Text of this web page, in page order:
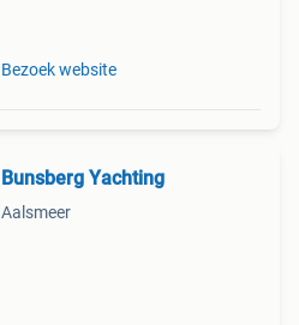
Bezoek website
Bunsberg Yachting
Aalsmeer